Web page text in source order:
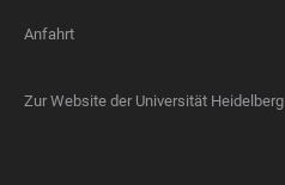
Anfahrt
Zur Website der Universität Heidelberg